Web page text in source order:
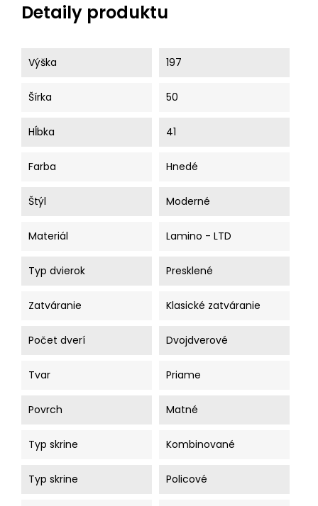
Detaily produktu
Výška 197
Šírka 50
Hĺbka 41
Farba Hnedé
Štýl Moderné
Materiál Lamino - LTD
Typ dvierok Presklené
Zatváranie Klasické zatváranie
Počet dverí Dvojdverové
Tvar Priame
Povrch Matné
Typ skrine Kombinované
Typ skrine Policové